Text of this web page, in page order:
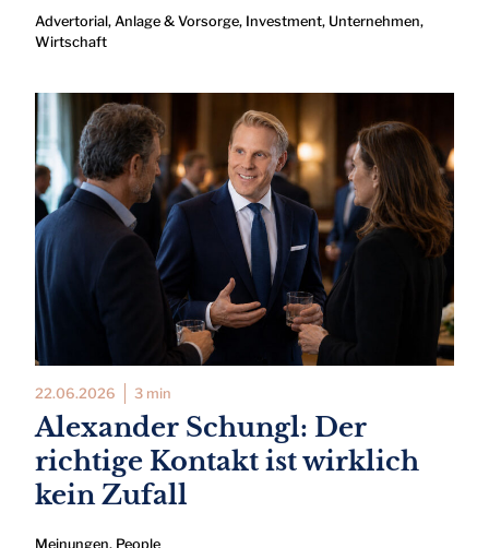
Advertorial, Anlage & Vorsorge, Investment, Unternehmen,
Wirtschaft
22.06.2026 3 min
Alexander Schungl: Der
richtige Kontakt ist wirklich
kein Zufall
Meinungen, People